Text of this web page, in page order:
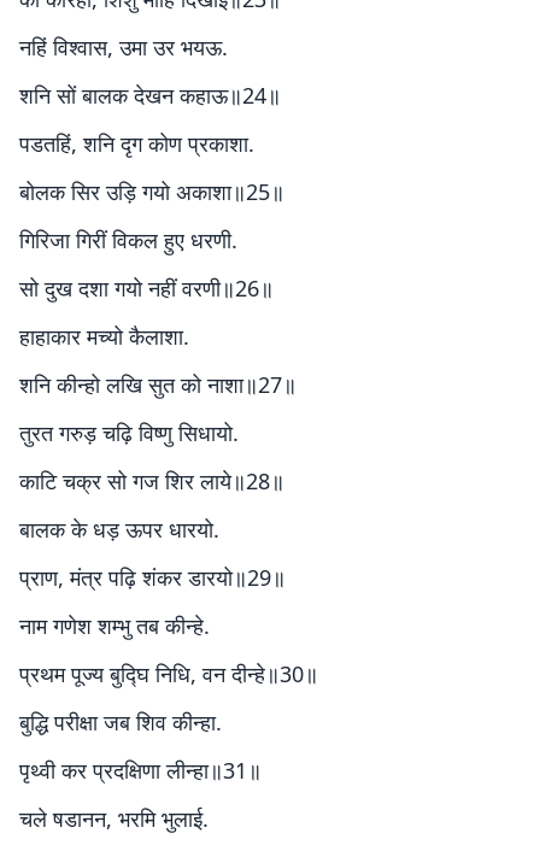
नहिं विश्वास, उमा उर भयऊ.
शनि सों बालक देखन कहाऊ॥24॥
पडतहिं, शनि दृग कोण प्रकाशा.
बोलक सिर उड़ि गयो अकाशा॥25॥
गिरिजा गिरीं विकल हुए धरणी.
सो दुख दशा गयो नहीं वरणी॥26॥
हाहाकार मच्यो कैलाशा.
शनि कीन्हो लखि सुत को नाशा॥27॥
तुरत गरुड़ चढ़ि विष्णु सिधायो.
काटि चक्र सो गज शिर लाये॥28॥
बालक के धड़ ऊपर धारयो.
प्राण, मंत्र पढ़ि शंकर डारयो॥29॥
नाम गणेश शम्भु तब कीन्हे.
प्रथम पूज्य बुद्घि निधि, वन दीन्हे॥30॥
बुद्धि परीक्षा जब शिव कीन्हा.
पृथ्वी कर प्रदक्षिणा लीन्हा॥31॥
चले षडानन, भरमि भुलाई.